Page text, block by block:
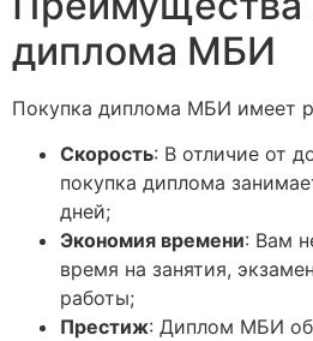
диплома МБИ
Покупка диплома МБИ имеет
Скорость: В отличие от
покупка диплома
дней;
Экономия времени: Вам
время на занятия,
работы;
Престиж: Диплом МБИ